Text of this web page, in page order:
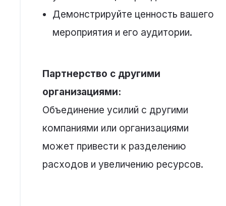
Демонстрируйте ценность вашего
мероприятия и его аудитории.
Партнерство с другими
организациями:
Объединение усилий с другими
компаниями или организациями
может привести к разделению
расходов и увеличению ресурсов.